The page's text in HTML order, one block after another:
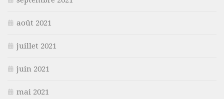
août 2021
juillet 2021
juin 2021
mai 2021